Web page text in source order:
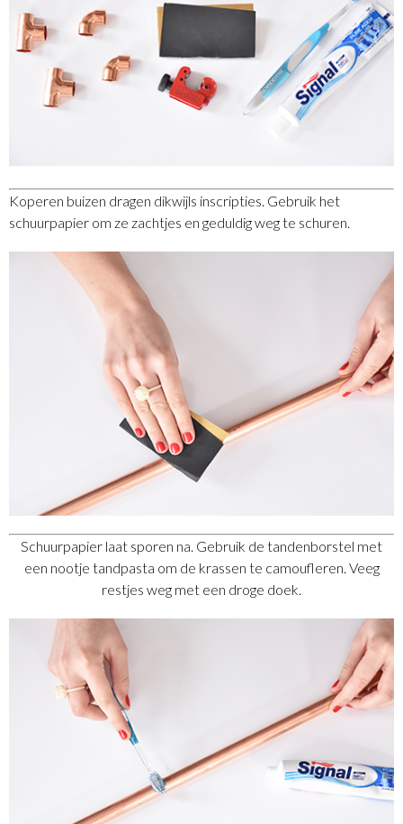
Koperen buizen dragen dikwijls inscripties. Gebruik het
schuurpapier om ze zachtjes en geduldig weg te schuren.
Schuurpapier laat sporen na. Gebruik de tandenborstel met
een nootje tandpasta om de krassen te camoufleren. Veeg
restjes weg met een droge doek.